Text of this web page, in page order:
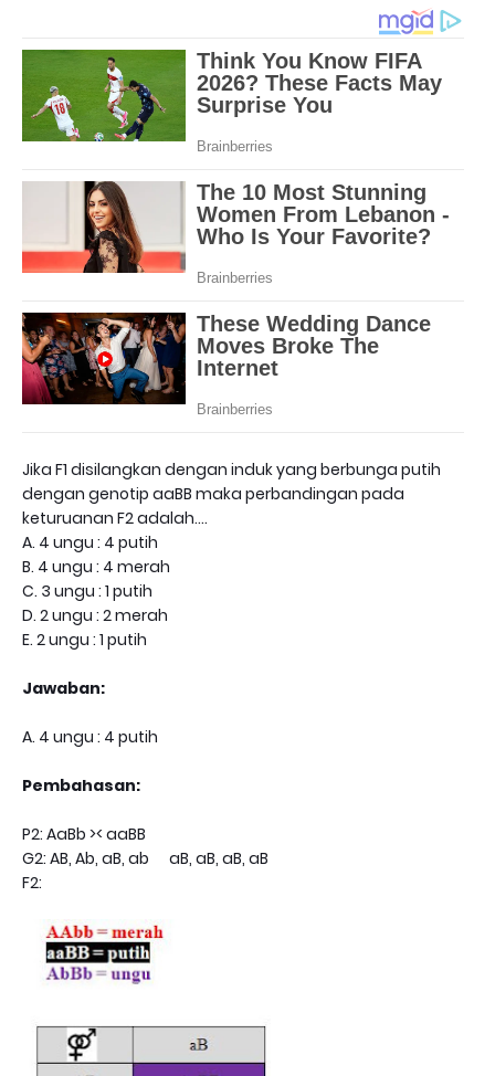
Jika F1 disilangkan dengan induk yang berbunga putih
dengan genotip aaBB maka perbandingan pada
keturuanan F2 adalah....
A. 4 ungu : 4 putih
B. 4 ungu : 4 merah
C. 3 ungu : 1 putih
D. 2 ungu : 2 merah
E. 2 ungu : 1 putih
Jawaban:
A. 4 ungu : 4 putih
Pembahasan:
P2: AaBb >< aaBB
G2: AB, Ab, aB, ab aB, aB, aB, aB
F2: